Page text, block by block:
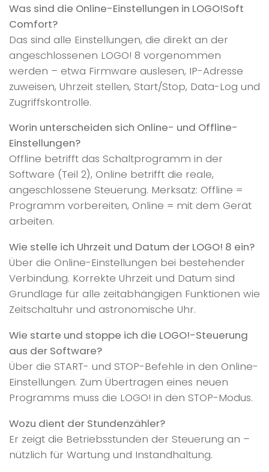
Was sind die Online-Einstellungen in LOGO!Soft
Comfort?
Das sind alle Einstellungen, die direkt an der
angeschlossenen LOGO! 8 vorgenommen
werden – etwa Firmware auslesen, IP-Adresse
zuweisen, Uhrzeit stellen, Start/Stop, Data-Log und
Zugriffskontrolle.
Worin unterscheiden sich Online- und Offline-
Einstellungen?
Offline betrifft das Schaltprogramm in der
Software (Teil 2), Online betrifft die reale,
angeschlossene Steuerung. Merksatz: Offline =
Programm vorbereiten, Online = mit dem Gerät
arbeiten.
Wie stelle ich Uhrzeit und Datum der LOGO! 8 ein?
Über die Online-Einstellungen bei bestehender
Verbindung. Korrekte Uhrzeit und Datum sind
Grundlage für alle zeitabhängigen Funktionen wie
Zeitschaltuhr und astronomische Uhr.
Wie starte und stoppe ich die LOGO!-Steuerung
aus der Software?
Über die START- und STOP-Befehle in den Online-
Einstellungen. Zum Übertragen eines neuen
Programms muss die LOGO! in den STOP-Modus.
Wozu dient der Stundenzähler?
Er zeigt die Betriebsstunden der Steuerung an –
nützlich für Wartung und Instandhaltung.